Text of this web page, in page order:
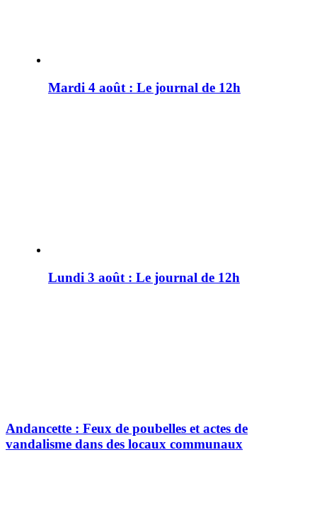
Mardi 4 août : Le journal de 12h
Lundi 3 août : Le journal de 12h
Andancette : Feux de poubelles et actes de
vandalisme dans des locaux communaux